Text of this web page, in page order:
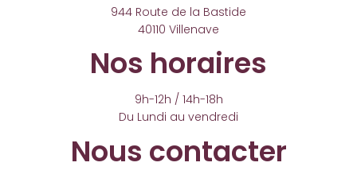
944 Route de la Bastide
40110 Villenave
Nos horaires
9h-12h / 14h-18h
Du Lundi au vendredi
Nous contacter